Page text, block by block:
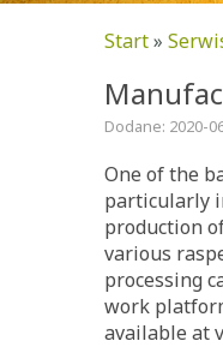
Start»
Dodane: 2020-
One of the
particularly
production
various
processing
work
available at